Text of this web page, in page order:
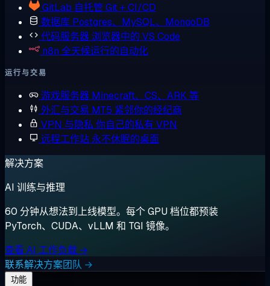
GitLab 自托管 Git + CI/CD
数据库 Postgres、MySQL、MongoDB
代码服务器 浏览器中的 VS Code
n8n 全天候运行的自动化
运行与交易
游戏服务器 Minecraft、CS、ARK 等
外汇与交易 MT5 紧邻你的经纪商
VPN 与隐私 你自己的私有 VPN
远程工作站 永不休眠的桌面
解决方案
AI 训练与推理
60 分钟从想法到上线模型。每个 GPU 档位都预装
PyTorch、CUDA、vLLM 和 TGI 镜像。
查看 AI 工作负载 →
联系解决方案团队 →